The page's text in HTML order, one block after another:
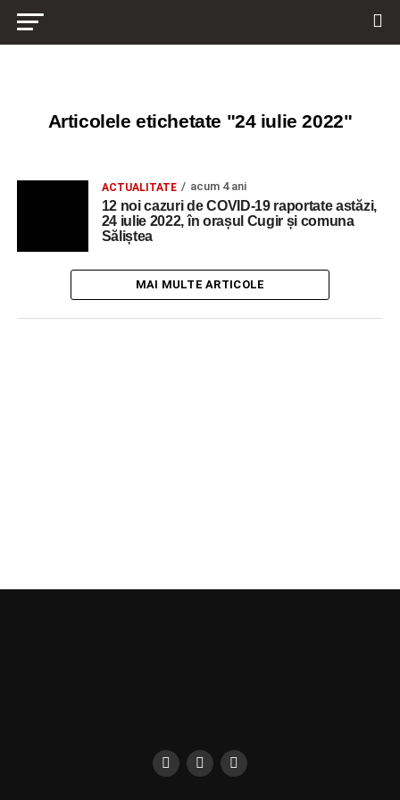
Articolele etichetate "24 iulie 2022"
ACTUALITATE acum 4 ani
12 noi cazuri de COVID-19 raportate astăzi,
24 iulie 2022, în orașul Cugir și comuna
Săliștea
MAI MULTE ARTICOLE